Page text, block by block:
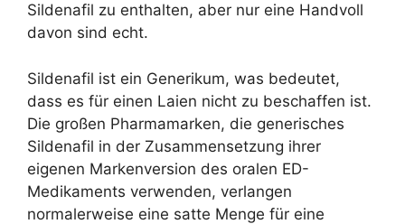
Sildenafil zu enthalten, aber nur eine Handvoll
davon sind echt.
Sildenafil ist ein Generikum, was bedeutet,
dass es für einen Laien nicht zu beschaffen ist.
Die großen Pharmamarken, die generisches
Sildenafil in der Zusammensetzung ihrer
eigenen Markenversion des oralen ED-
Medikaments verwenden, verlangen
normalerweise eine satte Menge für eine